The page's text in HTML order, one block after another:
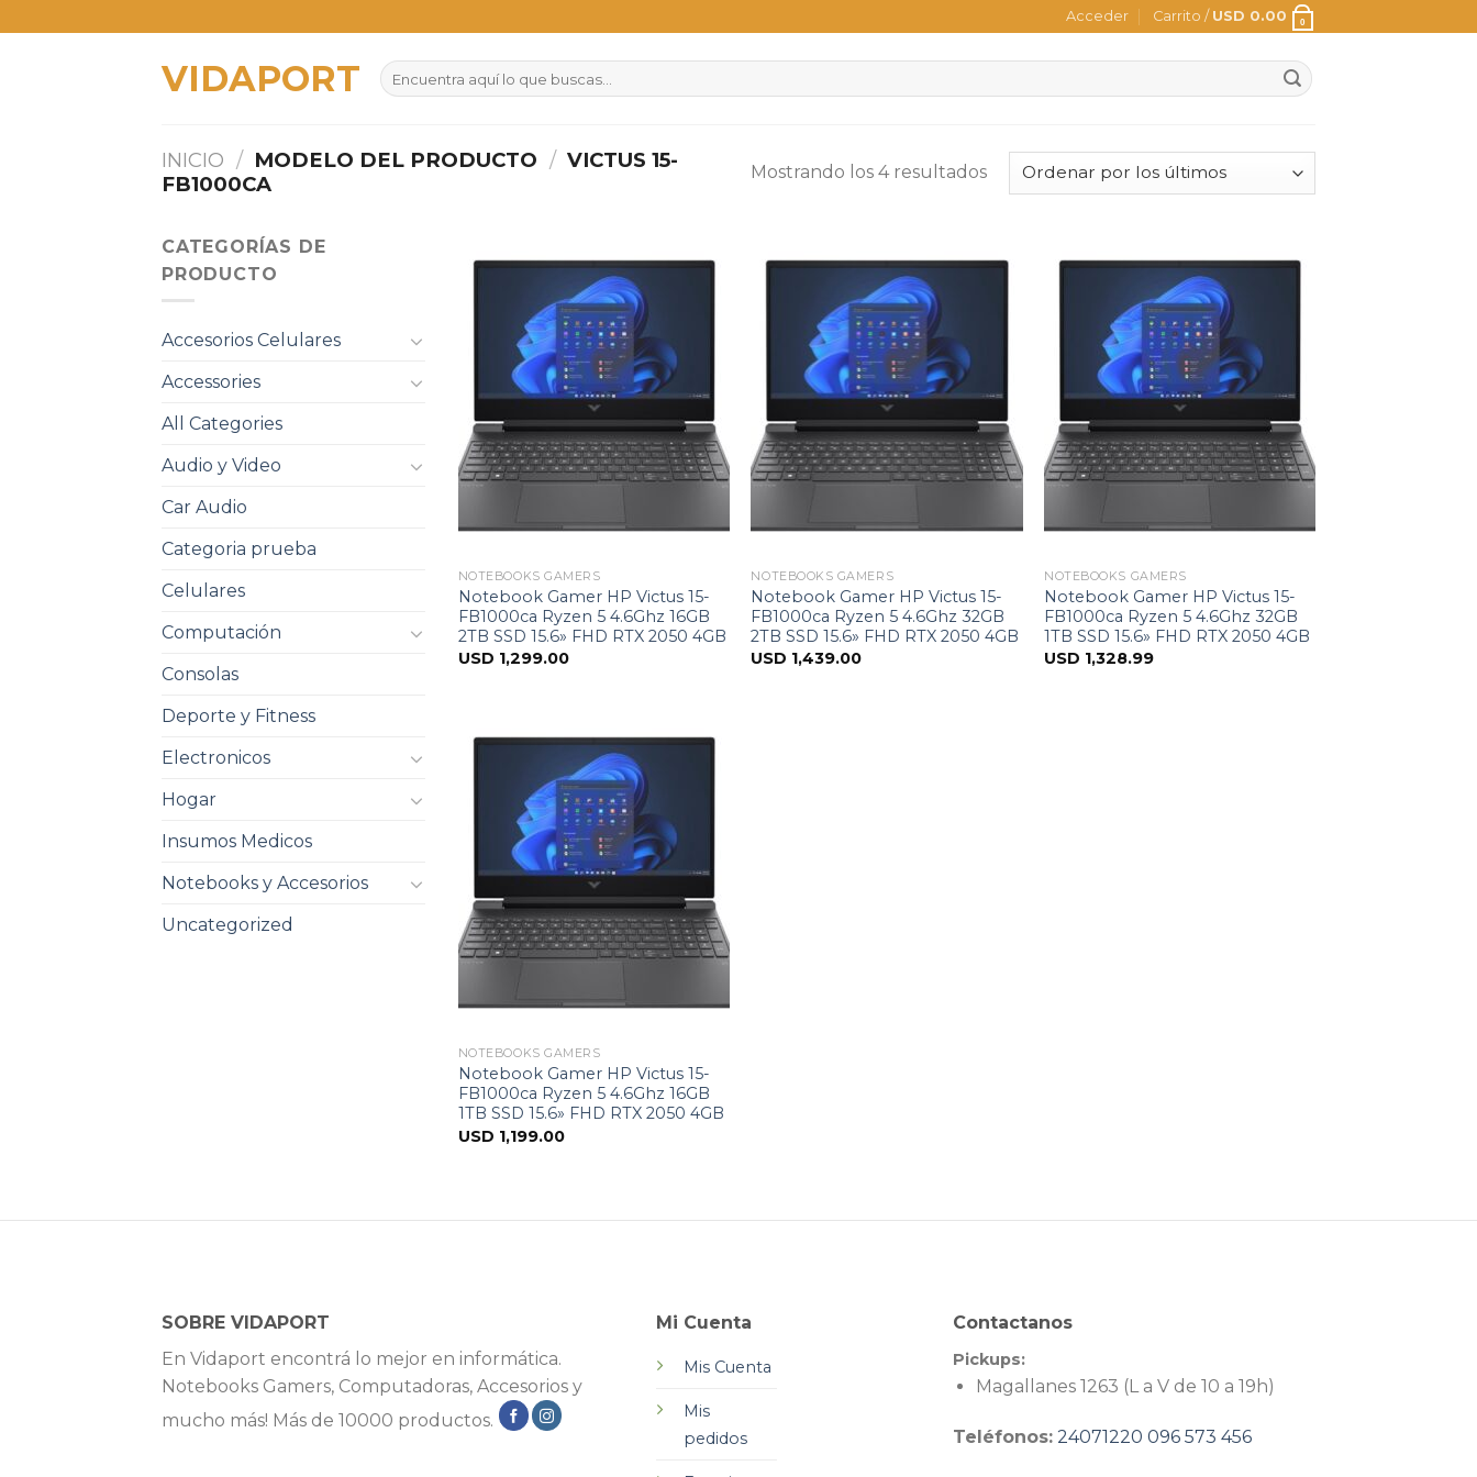
to
Acceder Carrito / USD 0.00 0
VIDAPORT
Buscar
por:
INICIO / MODELO DEL PRODUCTO / VICTUS 15-
FB1000CA
Mostrando los 4 resultados
CATEGORÍAS DE
PRODUCTO
Accesorios Celulares
Accessories
All Categories
Audio y Video
Car Audio
Categoria prueba
Celulares
Computación
Consolas
Deporte y Fitness
Electronicos
Hogar
Insumos Medicos
Notebooks y Accesorios
Uncategorized
NOTEBOOKS GAMERS
Notebook Gamer HP Victus 15-
FB1000ca Ryzen 5 4.6Ghz 16GB
2TB SSD 15.6» FHD RTX 2050 4GB
USD 1,299.00
NOTEBOOKS GAMERS
Notebook Gamer HP Victus 15-
FB1000ca Ryzen 5 4.6Ghz 32GB
2TB SSD 15.6» FHD RTX 2050 4GB
USD 1,439.00
NOTEBOOKS GAMERS
Notebook Gamer HP Victus 15-
FB1000ca Ryzen 5 4.6Ghz 32GB
1TB SSD 15.6» FHD RTX 2050 4GB
USD 1,328.99
NOTEBOOKS GAMERS
Notebook Gamer HP Victus 15-
FB1000ca Ryzen 5 4.6Ghz 16GB
1TB SSD 15.6» FHD RTX 2050 4GB
USD 1,199.00
SOBRE VIDAPORT
En Vidaport encontrá lo mejor en informática.
Notebooks Gamers, Computadoras, Accesorios y
mucho más! Más de 10000 productos.
Mi Cuenta
Mis Cuenta
Mis
pedidos
Contactanos
Pickups:
Magallanes 1263 (L a V de 10 a 19h)
Teléfonos: 24071220 096 573 456